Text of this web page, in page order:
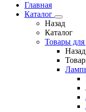
Главная
Каталог
Назад
Каталог
Товары для
Назад